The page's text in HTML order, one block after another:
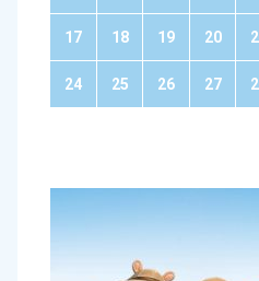
17 18 19 20
24 25 26 27